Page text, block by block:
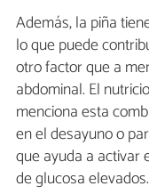
Además, la piña
lo que puede
otro factor que a
abdominal. El
menciona esta
en el desayuno o
que ayuda a activar
de glucosa elevados.